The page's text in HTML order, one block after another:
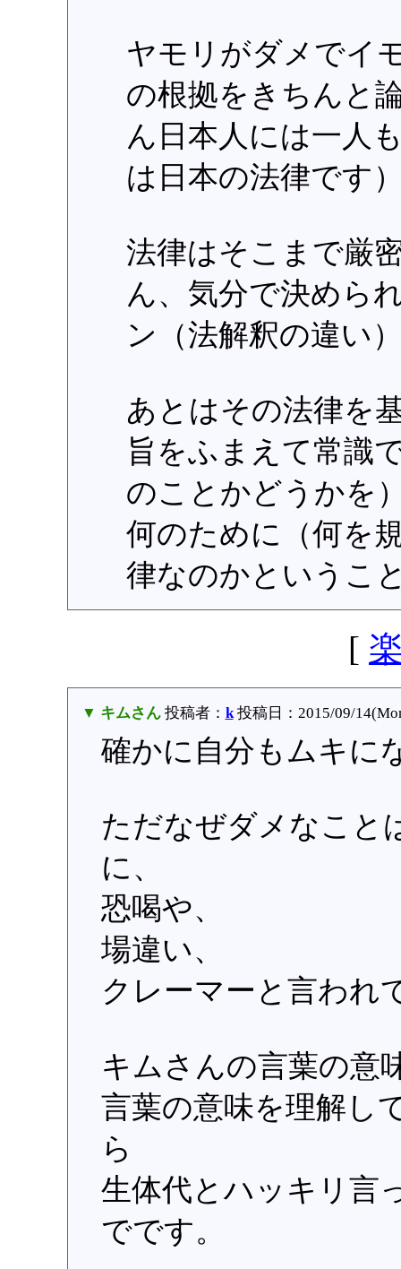
ヤモリがダメでイ
の根拠をきちんと
ん日本人には一人
は日本の法律です
法律はそこまで厳
ん、気分で決めら
ン（法解釈の違い
あとはその法律を
旨をふまえて常識
のことかどうかを
何のために（何を
律なのかというこ
[
▼ キムさん投稿者： k投稿日：2015/09/
確かに自分もムキに
ただなぜダメなこと
に、
恐喝や、
場違い、
クレーマーと言われ
キムさんの言葉の意
言葉の意味を理解し
ら
生体代とハッキリ言
でです。